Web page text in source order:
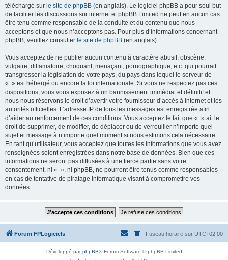
téléchargé sur le site de phpBB (en anglais). Le logiciel phpBB a pour seul but
de faciliter les discussions sur internet et phpBB Limited ne peut en aucun cas
être tenu comme responsable de la conduite et du contenu que nous
acceptons et que nous n’acceptons pas. Pour plus d’informations concernant
phpBB, veuillez consulter le site de phpBB (en anglais).
Vous acceptez de ne publier aucun contenu à caractère abusif, obscène,
vulgaire, diffamatoire, choquant, menaçant, pornographique, etc. qui pourrait
transgresser la législation de votre pays, du pays dans lequel le serveur de
« » est hébergé ou encore la loi internationale. Si vous ne respectez pas ces
dispositions, vous vous exposez à un bannissement immédiat et définitif et
nous nous réservons le droit d’avertir votre fournisseur d’accès à internet et les
autorités officielles. L’adresse IP de tous les messages est enregistrée afin
d’aider au renforcement de ces conditions. Vous acceptez le fait que « » ait le
droit de supprimer, de modifier, de déplacer ou de verrouiller n’importe quel
sujet et message à n’importe quel moment si nous estimons cela nécessaire.
En tant qu’utilisateur, vous acceptez que toutes les informations que vous avez
renseignées soient enregistrées dans notre base de données. Bien que ces
informations ne seront pas diffusées à une tierce partie sans votre
consentement, ni « », ni phpBB, ne pourront être tenus comme responsables
en cas de tentative de piratage informatique visant à compromettre vos
données.
Forum FPLogiciels Fuseau horaire sur UTC+02:00
Développé parphpBB® Forum Software © phpBB Limited